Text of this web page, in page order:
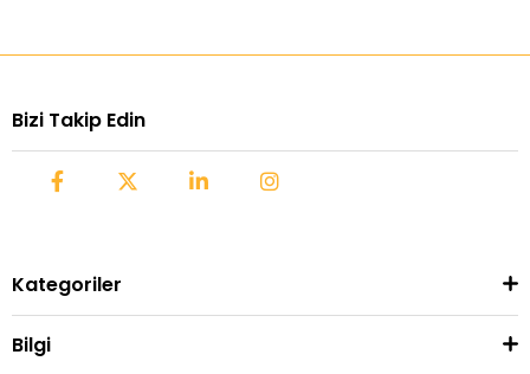
Bizi Takip Edin
Kategoriler
Bilgi